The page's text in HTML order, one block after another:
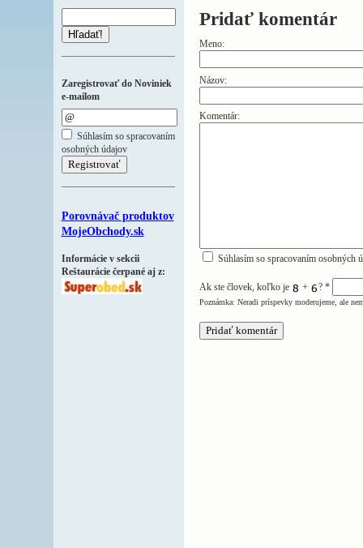
Hľadať!
Zaregistrovať do Noviniek
e-mailom
Súhlasím so spracovaním
osobných údajov
Porovnávač produktov
MojeObchody.sk
Informácie v sekcii
Reštaurácie čerpané aj z:
Pridať komentár
Meno:
Názov:
Komentár:
Súhlasím so spracovaním osobných
Ak ste človek, koľko je + ? *
Poznámka: Neradi príspevky moderujeme, ale